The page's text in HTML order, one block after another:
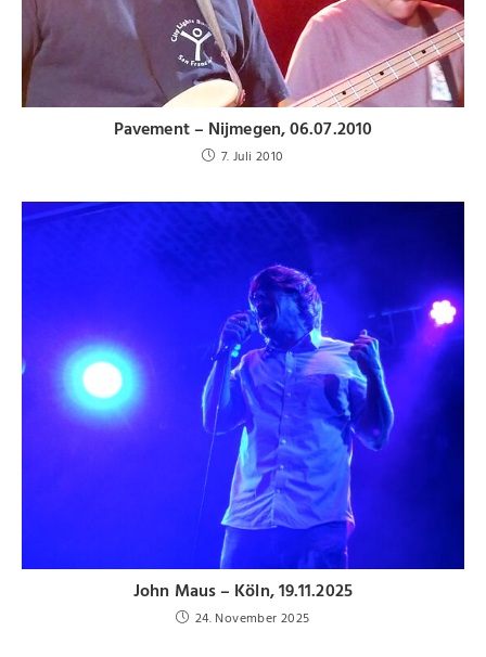
Pavement – Nijmegen, 06.07.2010
7. Juli 2010
John Maus – Köln, 19.11.2025
24. November 2025